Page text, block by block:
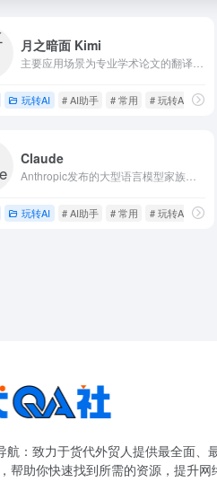
月之暗面 Kimi
玩转AI # AI助手 # 常用 # 玩转AI
Claude
玩转AI # AI助手 # 常用 # 玩转AI
航：致力于货代外贸人提供最全面、
帮助你快速找到所需的资源，提升网